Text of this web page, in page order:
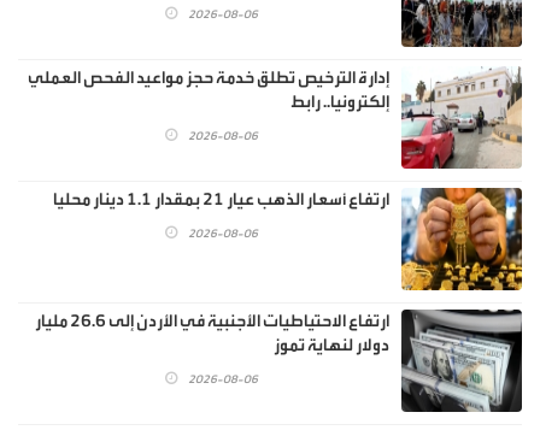
2026-08-06
إدارة الترخيص تطلق خدمة حجز مواعيد الفحص العملي
إلكترونيا.. رابط
2026-08-06
ارتفاع أسعار الذهب عيار 21 بمقدار 1.1 دينار محليا
2026-08-06
ارتفاع الاحتياطيات الأجنبية في الأردن إلى 26.6 مليار
دولار لنهاية تموز
2026-08-06